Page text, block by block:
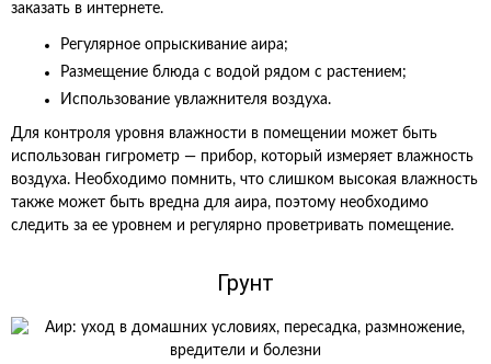
заказать в интернете.
Регулярное опрыскивание аира;
Размещение блюда с водой рядом с растением;
Использование увлажнителя воздуха.
Для контроля уровня влажности в помещении может быть
использован гигрометр — прибор, который измеряет влажность
воздуха. Необходимо помнить, что слишком высокая влажность
также может быть вредна для аира, поэтому необходимо
следить за ее уровнем и регулярно проветривать помещение.
Грунт